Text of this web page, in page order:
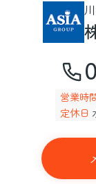
営業時
定休日